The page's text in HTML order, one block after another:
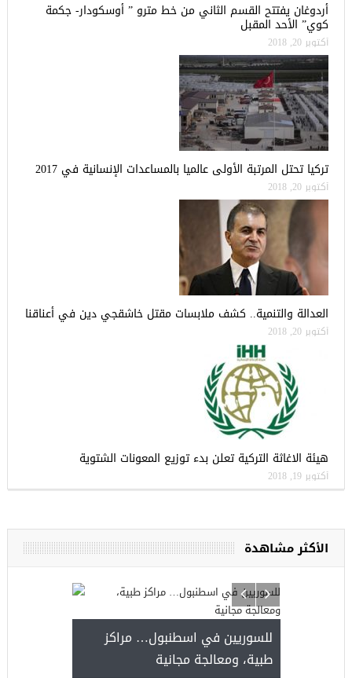
أردوغان يفتتح القسم الثاني من خط مترو ” أوسكودار- جكمة
كوي” الأحد المقبل
أكتوبر 20, 2018
تركيا تحتل المرتبة الأولى عالميا بالمساعدات الإنسانية في 2017
أكتوبر 20, 2018
العدالة والتنمية.. كشف ملابسات مقتل خاشقجي دين في أعناقنا
أكتوبر 20, 2018
هيئة الاغاثة التركية تعلن بدء توزيع المعونات الشتوية
أكتوبر 19, 2018
الأكثر مشاهدة
للسوريين في اسطنبول… مراكز
طبية، ومعالجة مجانية